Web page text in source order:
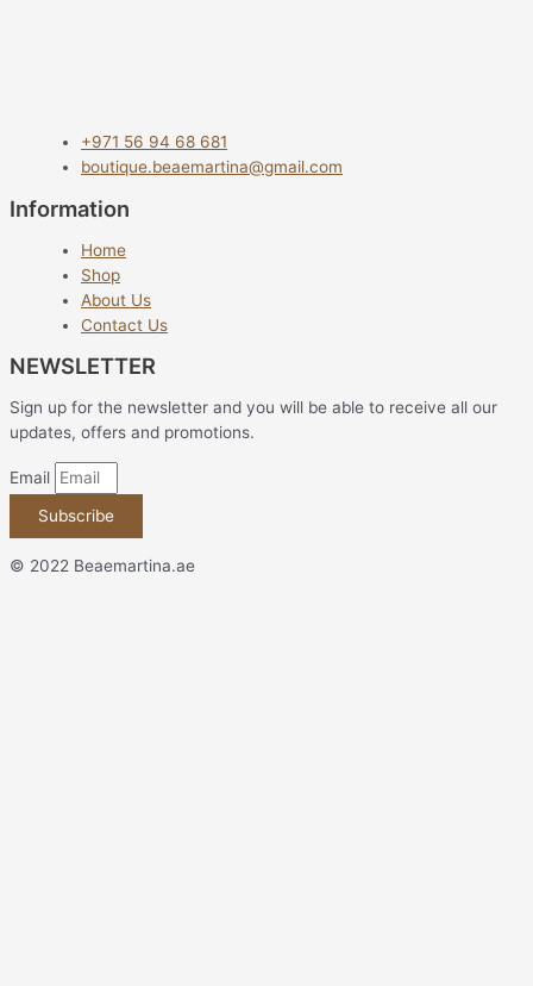
+971 56 94 68 681
boutique.beaemartina@gmail.com
Information
Home
Shop
About Us
Contact Us
NEWSLETTER
Sign up for the newsletter and you will be able to receive all our
updates, offers and promotions.
Email
Subscribe
© 2022 Beaemartina.ae